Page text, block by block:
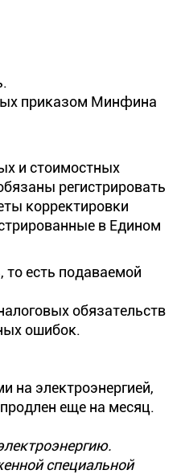
приказом Минфина
и стоимостных
регистрировать
корректировки
в Едином
то есть подаваемой
обязательств
ошибок.
на электроэнергией,
еще на месяц.
специальной